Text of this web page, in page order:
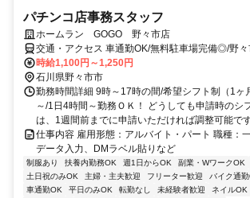
パチンコ店事務スタッフ
ホームラン GOGO 野々市店
交通・アクセス 車通勤OK/無料駐車場完備◎/野
時給1,100円～1,250円
石川県野々市市
勤務時間詳細 9時～17時の間/希望シフト制（1ヶ
～/1日4時間～勤務ＯＫ！ どうしても申請時のシ
は、1週間前までに申請いただければ調整可能です
仕事内容 雇用形態：アルバイト・パート 職種：
データ入力、DMラベル貼りなど
制服あり 扶養内勤務OK 週1日からOK 副業・WワークOK
土日祝のみOK
主婦・主夫歓迎 フリーター歓迎 バイク通
車通勤OK
平日のみOK 転勤なし 未経験者歓迎 ネイルOK